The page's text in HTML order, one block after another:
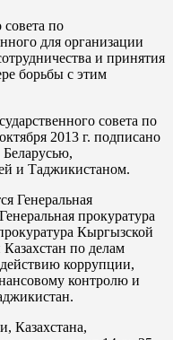
совета по
для организации
и принятия
борьбы с этим
совета по
2013 г. подписано
и Таджикистаном.
Генеральная
прокуратура
Кыргызской
по делам
коррупции,
контролю и
Казахстана,